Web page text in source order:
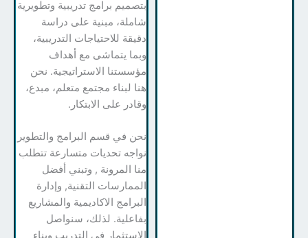
بتصميم برامج تدريبية وتطويرية
شاملة، مبنية على دراسة
دقيقة للاحتياجات التدريبية،
وبما يتماشى مع أهداف
مؤسستنا الاستراتيجية. نحن
هنا لبناء مجتمع متعلم، مبدع،
وقادر على الابتكار.
نحن في قسم البرامج والتطوير
نواجه تحديات متسارعة تتطلب
منا المرونة , وتبني أفضل
الممارسات التقنية, وإدارة
البرامج الاكاديمية والمشاريع
بفاعلية. لذلك، سنواصل
الاستثمار في التدريب وبناء